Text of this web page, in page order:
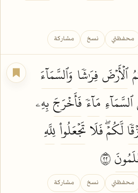
محفظتي نسخ مشاركة
ٱلۡأَرۡضَ فِرَٰشٗا وَٱلسَّمَآءَ
ٱلسَّمَآءِ مَآءٗفَأَخۡرَجَبِهِۦ
لَّكُمۡۖ فَلَاتَجۡعَلُواْلِلَّهِ
محفظتي نسخ مشاركة